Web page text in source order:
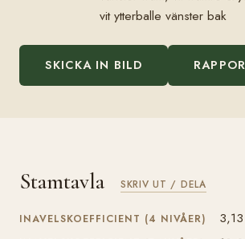
vit ytterballe vänster bak
SKICKA IN BILD
Stamtavla SKRIV UT / DELA
INAVELSKOEFFICIENT (4 NIVÅER)